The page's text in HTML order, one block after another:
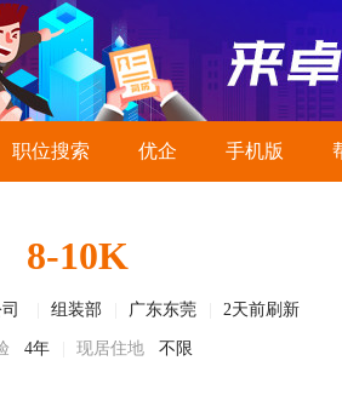
职位搜索 优企 手机版
8-10K
组装部 广东东莞 2天前刷新
4年 现居住地 不限